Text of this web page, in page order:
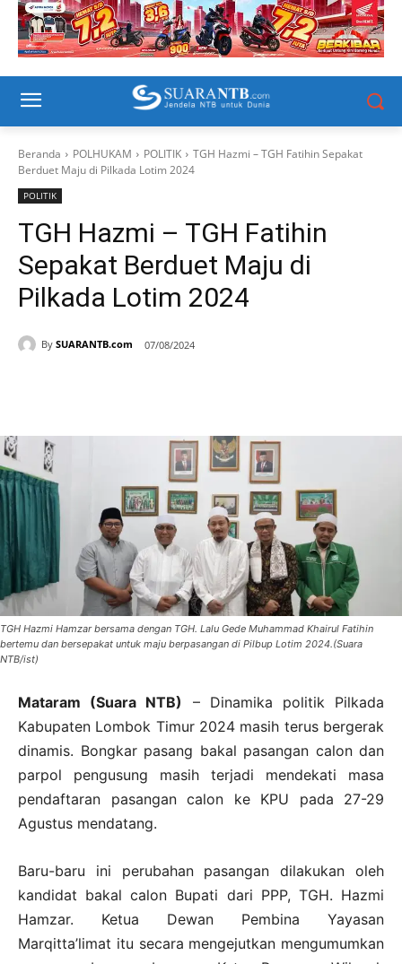
Beranda POLHUKAM POLITIK
TGH Hazmi – TGH Fatihin Sepakat
Berduet Maju di Pilkada Lotim 2024
POLITIK
TGH Hazmi – TGH Fatihin
Sepakat Berduet Maju di
Pilkada Lotim 2024
By SUARANTB.com 07/08/2024
TGH Hazmi Hamzar bersama dengan TGH. Lalu Gede Muhammad Khairul Fatihin
bertemu dan bersepakat untuk maju berpasangan di Pilbup Lotim 2024.(Suara
NTB/ist)
Mataram (Suara NTB)
– Dinamika politik Pilkada
Kabupaten Lombok Timur 2024 masih terus bergerak
dinamis. Bongkar pasang bakal pasangan calon dan
parpol pengusung masih terjadi mendekati masa
pendaftaran pasangan calon ke KPU pada 27-29
Agustus mendatang.
Baru-baru ini perubahan pasangan dilakukan oleh
kandidat bakal calon Bupati dari PPP, TGH. Hazmi
Hamzar. Ketua Dewan Pembina Yayasan
Marqitta’limat itu secara mengejutkan mengumumkan